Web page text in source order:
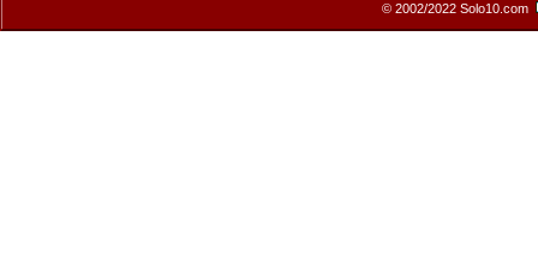
© 2002/2022 Solo10.com